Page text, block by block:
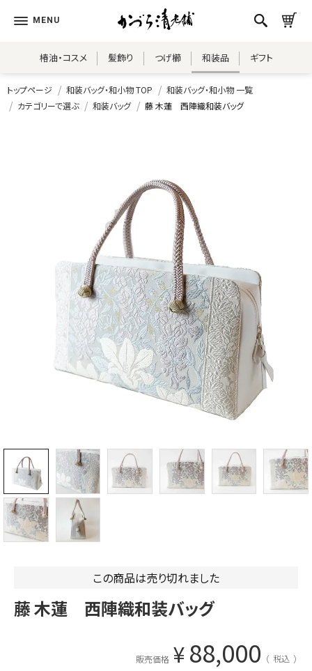
椿油・コスメ 髪飾り つげ櫛 和装品 ギフト
トップページ 和装バッグ・和小物 TOP
和装バッグ・和小物 一覧
カテゴリーで選ぶ
和装バッグ 藤 木蓮 西陣織和装バッグ
この商品は売り切れました
藤 木蓮 西陣織和装バッグ
販売価格 ¥88,000 税込